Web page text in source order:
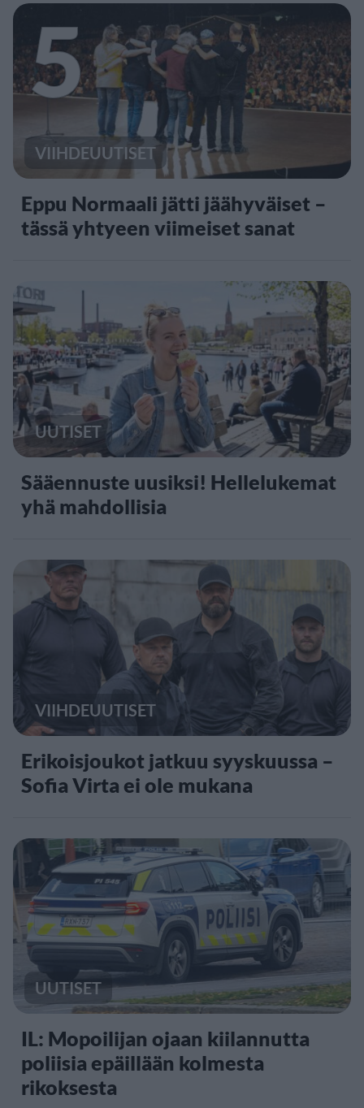
5
VIIHDEUUTISET
Eppu Normaali jätti jäähyväiset –
tässä yhtyeen viimeiset sanat
UUTISET
Sääennuste uusiksi! Hellelukemat
yhä mahdollisia
VIIHDEUUTISET
Erikoisjoukot jatkuu syyskuussa –
Sofia Virta ei ole mukana
UUTISET
IL: Mopoilijan ojaan kiilannutta
poliisia epäillään kolmesta
rikoksesta